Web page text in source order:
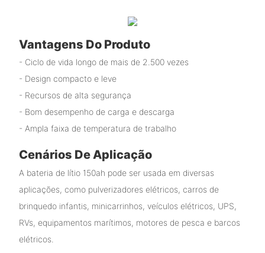
Vantagens Do Produto
- Ciclo de vida longo de mais de 2.500 vezes
- Design compacto e leve
- Recursos de alta segurança
- Bom desempenho de carga e descarga
- Ampla faixa de temperatura de trabalho
Cenários De Aplicação
A bateria de lítio 150ah pode ser usada em diversas
aplicações, como pulverizadores elétricos, carros de
brinquedo infantis, minicarrinhos, veículos elétricos, UPS,
RVs, equipamentos marítimos, motores de pesca e barcos
elétricos.